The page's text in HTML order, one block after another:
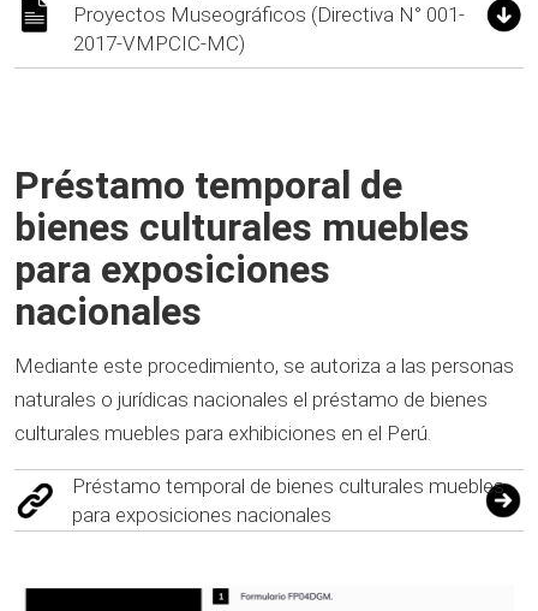
Proyectos Museográficos (Directiva N° 001-
2017-VMPCIC-MC)
Préstamo temporal de
bienes culturales muebles
para exposiciones
nacionales
Mediante este procedimiento, se autoriza a las personas
naturales o jurídicas nacionales el préstamo de bienes
culturales muebles para exhibiciones en el Perú.
Préstamo temporal de bienes culturales muebles
para exposiciones nacionales